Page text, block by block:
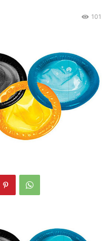
101